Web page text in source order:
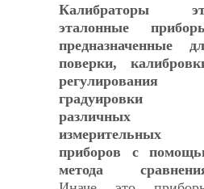
Калибраторы
эталонные
предназначенные
поверки,
регулирования
градуировки
различных
измерительных
приборов с
метода